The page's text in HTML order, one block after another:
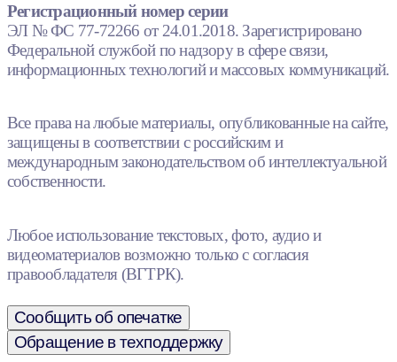
Регистрационный номер серии
ЭЛ № ФС 77-72266 от 24.01.2018. Зарегистрировано
Федеральной службой по надзору в сфере связи,
информационных технологий и массовых коммуникаций.
Все права на любые материалы, опубликованные на сайте,
защищены в соответствии с российским и
международным законодательством об интеллектуальной
собственности.
Любое использование текстовых, фото, аудио и
видеоматериалов возможно только с согласия
правообладателя (ВГТРК).
Сообщить об опечатке
Обращение в техподдержку